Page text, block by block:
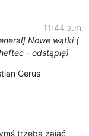
11:44 a.m.
Nowe wątki (
- odstąpię)
Dnia 3 grudnia 2012 11:30 Robert Sebastian Gerus
trzeba zająć